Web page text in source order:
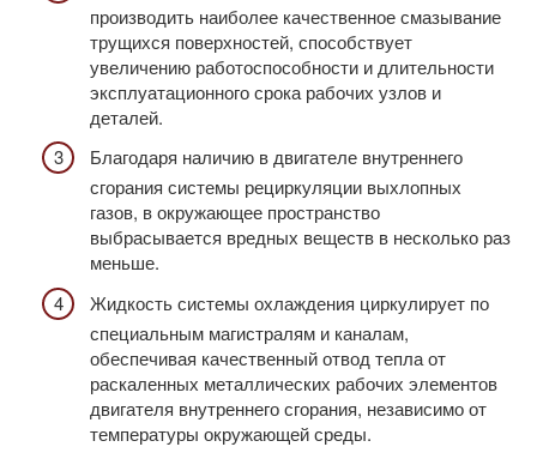
производить наиболее качественное смазывание
трущихся поверхностей, способствует
увеличению работоспособности и длительности
эксплуатационного срока рабочих узлов и
деталей.
Благодаря наличию в двигателе внутреннего
сгорания системы рециркуляции выхлопных
газов, в окружающее пространство
выбрасывается вредных веществ в несколько раз
меньше.
Жидкость системы охлаждения циркулирует по
специальным магистралям и каналам,
обеспечивая качественный отвод тепла от
раскаленных металлических рабочих элементов
двигателя внутреннего сгорания, независимо от
температуры окружающей среды.